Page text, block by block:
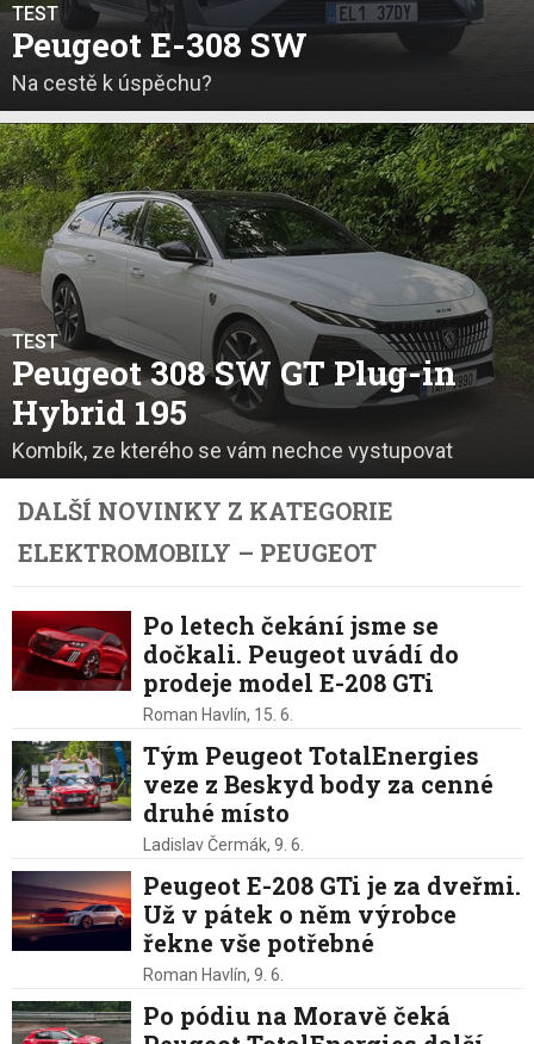
TEST
Peugeot E-308 SW
Na cestě k úspěchu?
TEST
Peugeot 308 SW GT Plug-in
Hybrid 195
Kombík, ze kterého se vám nechce vystupovat
DALŠÍ NOVINKY Z KATEGORIE
ELEKTROMOBILY – PEUGEOT
Po letech čekání jsme se
dočkali. Peugeot uvádí do
prodeje model E-208 GTi
Roman Havlín, 15. 6.
Tým Peugeot TotalEnergies
veze z Beskyd body za cenné
druhé místo
Ladislav Čermák, 9. 6.
Peugeot E-208 GTi je za dveřmi.
Už v pátek o něm výrobce
řekne vše potřebné
Roman Havlín, 9. 6.
Po pódiu na Moravě čeká